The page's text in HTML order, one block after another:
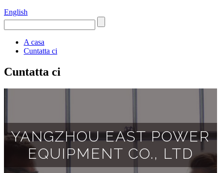
English
A casa
Cuntatta ci
Cuntatta ci
YANGZHOU EAST POWER
EQUIPMENT CO., LTD